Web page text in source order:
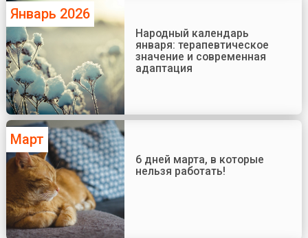
Январь 2026
Народный календарь
января: терапевтическое
значение и современная
адаптация
Март
6 дней марта, в которые
нельзя работать!